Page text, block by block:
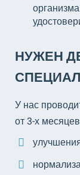
НУЖЕН
У нас
от 3-х